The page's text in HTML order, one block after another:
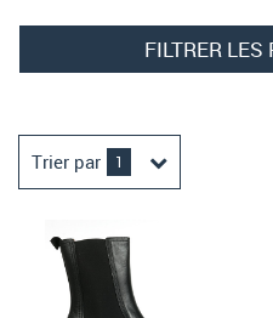
FILTRER LES
Trier par 1